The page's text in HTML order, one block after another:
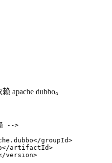
apache dubbo。
-->
</groupId>
</artifactId>
version>